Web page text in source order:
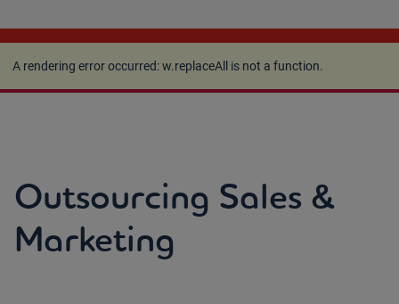
A rendering error occurred:w.replaceAll is not a
function.
A rendering error occurred:w.replaceAll is not a function.
Outsourcing Sales &
Marketing